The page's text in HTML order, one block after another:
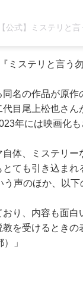
公式】ミステリと
ミステリと言う
名の作品が原
目尾上松也さ
年には映画化も
体、ミステリ
ても引き込ま
う声のほか、以
おり、内容も面
教を受けるとき
」